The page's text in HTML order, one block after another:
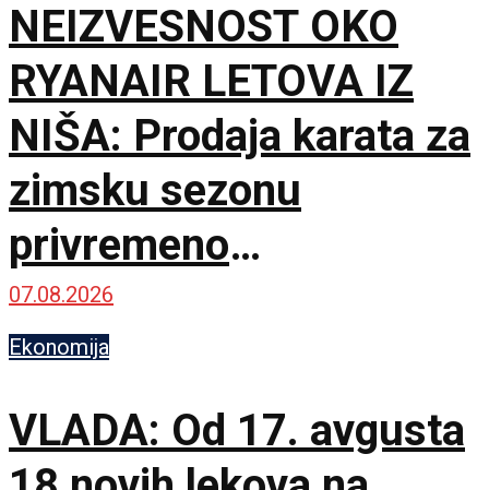
NEIZVESNOST OKO
RYANAIR LETOVA IZ
NIŠA: Prodaja karata za
zimsku sezonu
privremeno
obustavljena
07.08.2026
Ekonomija
VLADA: Od 17. avgusta